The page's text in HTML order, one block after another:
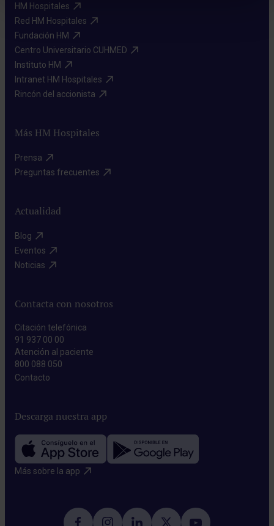
HM Hospitales​
Red HM Hospitales​
Fundación HM​
Centro Universitario CUHMED​
Instituto HM​
Intranet HM Hospitales​
Rincón del accionista​
Más HM Hospitales
Prensa​
Preguntas frecuentes​
Actualidad
Blog​
Eventos​
Noticias​
Contacta con nosotros
Citación telefónica
91 937 00 00
Atención al paciente
800 088 050
Contacto​
Descarga nuestra app
Más sobre la app​